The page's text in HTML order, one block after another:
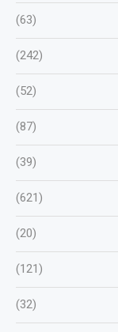
(63)
(242)
(52)
(87)
(39)
(621)
(20)
(121)
(32)